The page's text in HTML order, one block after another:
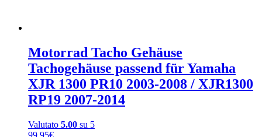
Motorrad Tacho Gehäuse
Tachogehäuse passend für Yamaha
XJR 1300 PR10 2003-2008 / XJR1300
RP19 2007-2014
Valutato 5.00 su 5